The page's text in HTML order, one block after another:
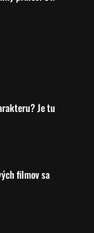
Je tu
filmov sa